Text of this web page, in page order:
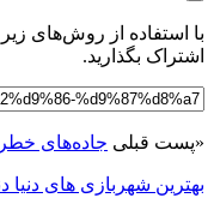
با استفاده از روش‌های
اشتراک بگذارید.
«پست قبلی جاده‌های خطرناک جهان۷
بهترین شهربازی های دنیا